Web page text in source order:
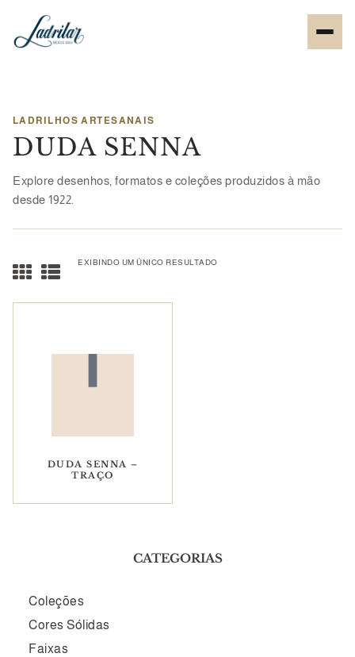
LADRILHOS ARTESANAIS
DUDA SENNA
Explore desenhos, formatos e coleções produzidos à mão
desde 1922.
EXIBINDO UM ÚNICO RESULTADO
DUDA SENNA –
TRAÇO
CATEGORIAS
Coleções
Cores Sólidas
Faixas